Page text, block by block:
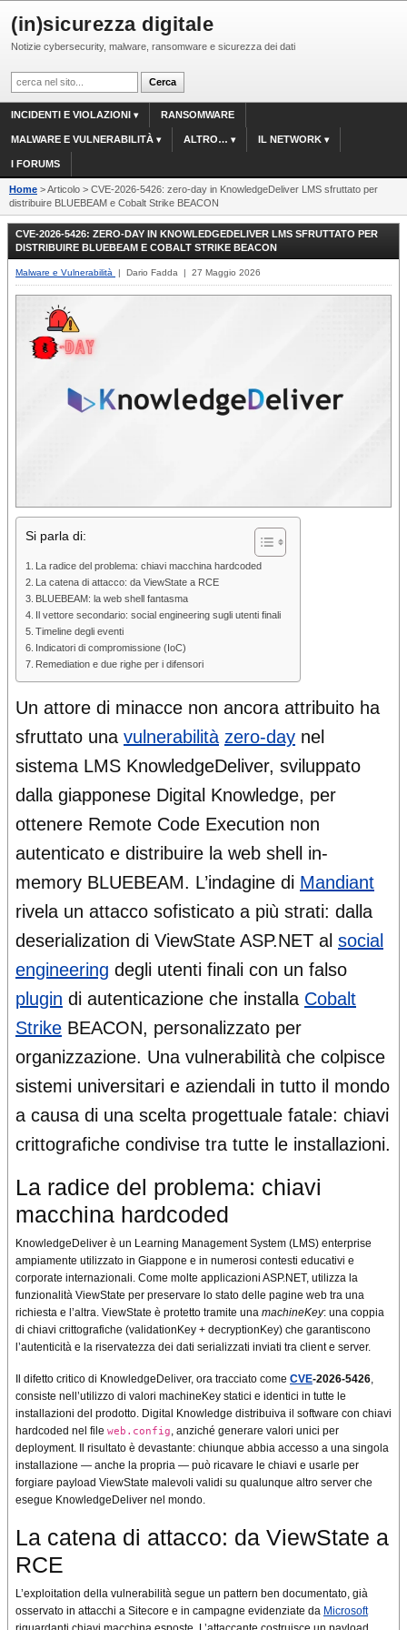
(in)sicurezza digitale
Notizie cybersecurity, malware, ransomware e sicurezza dei dati
INCIDENTI E VIOLAZIONI RANSOMWARE
MALWARE E VULNERABILITÀ ALTRO… IL NETWORK
I FORUMS
Home > Articolo > CVE-2026-5426: zero-day in KnowledgeDeliver LMS sfruttato per
distribuire BLUEBEAM e Cobalt Strike BEACON
CVE-2026-5426: ZERO-DAY IN KNOWLEDGEDELIVER LMS SFRUTTATO PER
DISTRIBUIRE BLUEBEAM E COBALT STRIKE BEACON
Malware e Vulnerabilità | Dario Fadda | 27 Maggio 2026
Si parla di:
La radice del problema: chiavi macchina hardcoded
La catena di attacco: da ViewState a RCE
BLUEBEAM: la web shell fantasma
Il vettore secondario: social engineering sugli utenti finali
Timeline degli eventi
Indicatori di compromissione (IoC)
Remediation e due righe per i difensori
Un attore di minacce non ancora attribuito ha
sfruttato una vulnerabilità zero-day nel
sistema LMS KnowledgeDeliver, sviluppato
dalla giapponese Digital Knowledge, per
ottenere Remote Code Execution non
autenticato e distribuire la web shell in-
memory BLUEBEAM. L’indagine di Mandiant
rivela un attacco sofisticato a più strati: dalla
deserialization di ViewState ASP.NET al social
engineering degli utenti finali con un falso
plugin di autenticazione che installa Cobalt
Strike BEACON, personalizzato per
organizzazione. Una vulnerabilità che colpisce
sistemi universitari e aziendali in tutto il mondo
a causa di una scelta progettuale fatale: chiavi
crittografiche condivise tra tutte le installazioni.
La radice del problema: chiavi
macchina hardcoded
KnowledgeDeliver è un Learning Management System (LMS) enterprise
ampiamente utilizzato in Giappone e in numerosi contesti educativi e
corporate internazionali. Come molte applicazioni ASP.NET, utilizza la
funzionalità ViewState per preservare lo stato delle pagine web tra una
richiesta e l’altra. ViewState è protetto tramite una machineKey: una coppia
di chiavi crittografiche (validationKey + decryptionKey) che garantiscono
l’autenticità e la riservatezza dei dati serializzati inviati tra client e server.
Il difetto critico di KnowledgeDeliver, ora tracciato come CVE-2026-5426
consiste nell’utilizzo di valori machineKey statici e identici in tutte le
installazioni del prodotto. Digital Knowledge distribuiva il software con chiavi
hardcoded nel file web.config , anziché generare valori unici per
deployment. Il risultato è devastante: chiunque abbia accesso a una singola
installazione — anche la propria — può ricavare le chiavi e usarle per
forgiare payload ViewState malevoli validi su qualunque altro server che
esegue KnowledgeDeliver nel mondo.
La catena di attacco: da ViewState a
RCE
L’exploitation della vulnerabilità segue un pattern ben documentato, già
osservato in attacchi a Sitecore e in campagne evidenziate da Microsoft